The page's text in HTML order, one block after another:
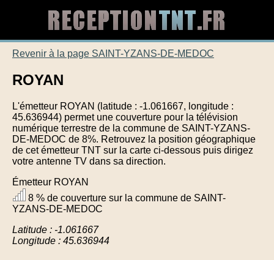
Revenir à la page SAINT-YZANS-DE-MEDOC
ROYAN
L'émetteur ROYAN (latitude : -1.061667, longitude :
45.636944) permet une couverture pour la télévision
numérique terrestre de la commune de SAINT-YZANS-
DE-MEDOC de 8%. Retrouvez la position géographique
de cet émetteur TNT sur la carte ci-dessous puis dirigez
votre antenne TV dans sa direction.
Émetteur ROYAN
8 % de couverture sur la commune de SAINT-
YZANS-DE-MEDOC
Latitude : -1.061667
Longitude : 45.636944